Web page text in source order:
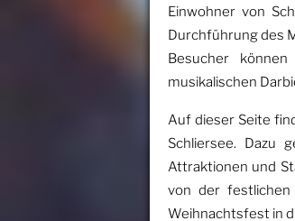
Einwohner von
Durchführung des
Besucher
musikalischen
Auf dieser Seite
Schliersee. Dazu
Attraktionen und
von der
Weihnachtsfest in